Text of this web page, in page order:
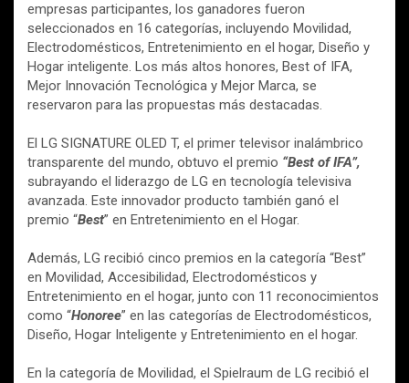
empresas participantes, los ganadores fueron
seleccionados en 16 categorías, incluyendo Movilidad,
Electrodomésticos, Entretenimiento en el hogar, Diseño y
Hogar inteligente. Los más altos honores, Best of IFA,
Mejor Innovación Tecnológica y Mejor Marca, se
reservaron para las propuestas más destacadas.
El LG SIGNATURE OLED T, el primer televisor inalámbrico
transparente del mundo, obtuvo el premio “Best of IFA”,
subrayando el liderazgo de LG en tecnología televisiva
avanzada. Este innovador producto también ganó el
premio “Best” en Entretenimiento en el Hogar.
Además, LG recibió cinco premios en la categoría “Best”
en Movilidad, Accesibilidad, Electrodomésticos y
Entretenimiento en el hogar, junto con 11 reconocimientos
como “Honoree” en las categorías de Electrodomésticos,
Diseño, Hogar Inteligente y Entretenimiento en el hogar.
En la categoría de Movilidad, el Spielraum de LG recibió el